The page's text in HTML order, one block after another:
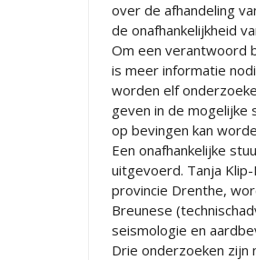
over de afhandeling
de onafhankelijkheid
Om een verantwoord
is meer informatie
worden elf
geven in de mogelijke
op bevingen kan
Een onafhankelijke
uitgevoerd. Tanja
provincie Drenthe,
Breunese
seismologie en
Drie onderzoeken zijn